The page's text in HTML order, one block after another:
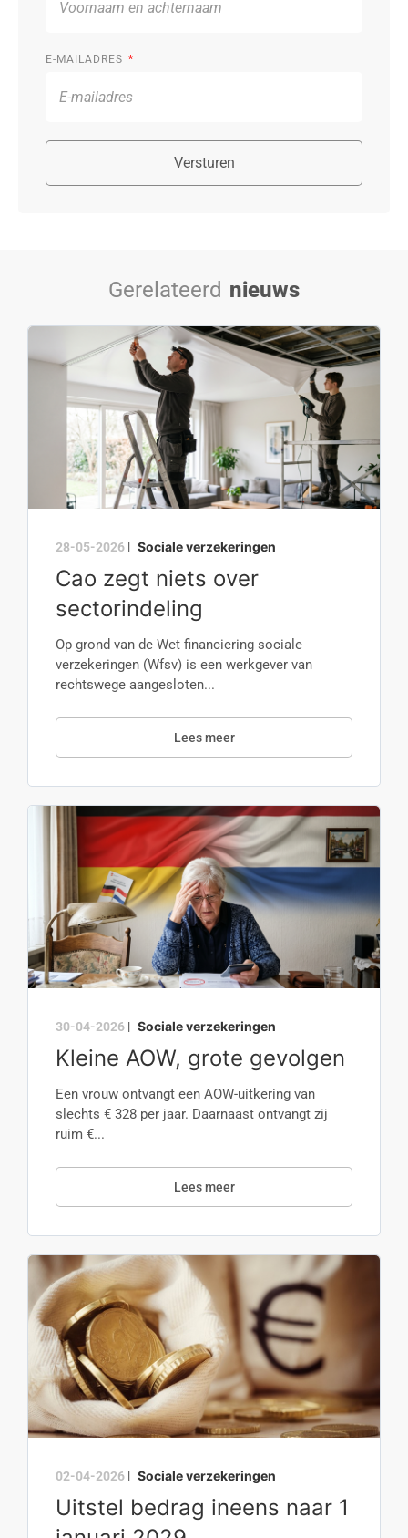
E-MAILADRES
Versturen
Gerelateerd nieuws
28-05-2026 | Sociale verzekeringen
Cao zegt niets over
sectorindeling
Op grond van de Wet financiering sociale
verzekeringen (Wfsv) is een werkgever van
rechtswege aangesloten...
Lees meer
30-04-2026 | Sociale verzekeringen
Kleine AOW, grote gevolgen
Een vrouw ontvangt een AOW-uitkering van
slechts € 328 per jaar. Daarnaast ontvangt zij
ruim €...
Lees meer
02-04-2026 | Sociale verzekeringen
Uitstel bedrag ineens naar 1